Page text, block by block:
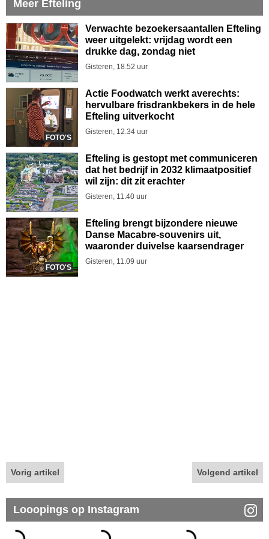
Meer Efteling
Verwachte bezoekersaantallen Efteling
weer uitgelekt: vrijdag wordt een
drukke dag, zondag niet
Gisteren, 18.52 uur
FOTO'S
Actie Foodwatch werkt averechts:
hervulbare frisdrankbekers in de hele
Efteling uitverkocht
Gisteren, 12.34 uur
Efteling is gestopt met communiceren
dat het bedrijf in 2032 klimaatpositief
wil zijn: dit zit erachter
Gisteren, 11.40 uur
FOTO'S
Efteling brengt bijzondere nieuwe
Danse Macabre-souvenirs uit,
waaronder duivelse kaarsendrager
Gisteren, 11.09 uur
Vorig artikel Volgend artikel
Looopings op Instagram